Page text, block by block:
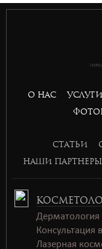
bandar slot gacor
toto 4d
basket168
О НАС
СТАТЬИ
НАШИ ПАРТНЕРЫ
Дерматология
Консультация
Лазерная